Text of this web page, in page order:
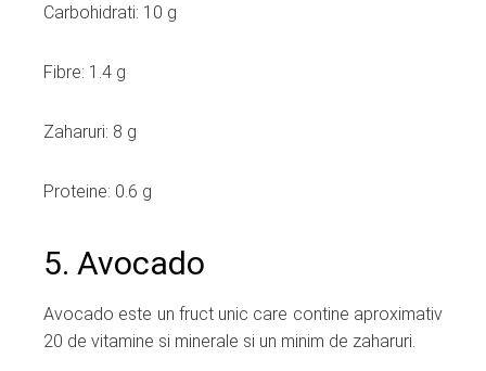
Carbohidrati: 10 g
Fibre: 1.4 g
Zaharuri: 8 g
Proteine: 0.6 g
5. Avocado
Avocado este un fruct unic care contine aproximativ
20 de vitamine si minerale si un minim de zaharuri.